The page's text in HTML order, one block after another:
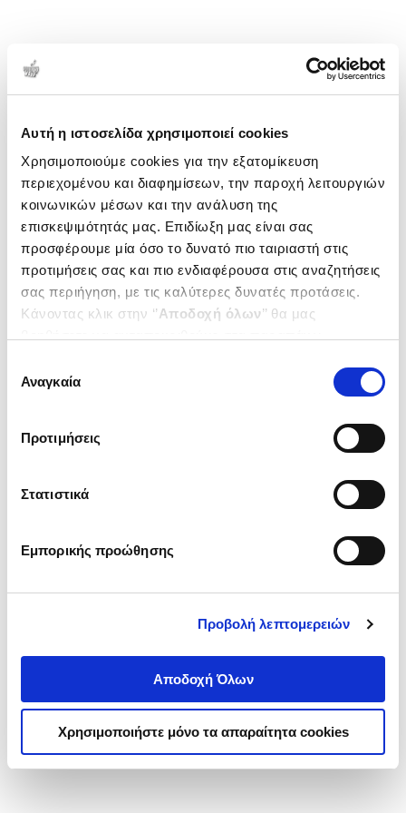
Αυτή η ιστοσελίδα χρησιμοποιεί cookies
Χρησιμοποιούμε cookies για την εξατομίκευση
περιεχομένου και διαφημίσεων, την παροχή λειτουργιών
κοινωνικών μέσων και την ανάλυση της
επισκεψιμότητάς μας. Επιδίωξη μας είναι σας
προσφέρουμε μία όσο το δυνατό πιο ταιριαστή στις
προτιμήσεις σας και πιο ενδιαφέρουσα στις αναζητήσεις
σας περιήγηση, με τις καλύτερες δυνατές προτάσεις.
Κάνοντας κλικ στην ‘’Αποδοχή όλων’’ θα μας
ενδιαφέρουν και να επιλέξετε από τα παρακάτω με την
΄΄και να ενημερωθείτε σχετικά με
συγκατάθεσης
Αναγκαία
Προτιμήσεις
Στατιστικά
Εμπορικής προώθησης
Προβολή λεπτομερειών
Αποδοχή Όλων
Χρησιμοποιήστε μόνο τα απαραίτητα cookies